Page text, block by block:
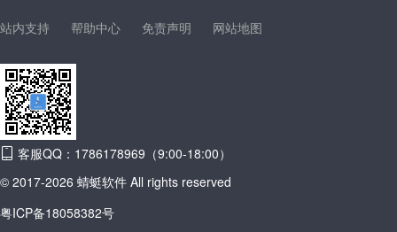
站内支持 帮助中心 免责声明 网站地图
客服QQ：1786178969（9:00-18:00）
© 2017-2026 蜻蜓软件 All rights reserved
粤ICP备18058382号